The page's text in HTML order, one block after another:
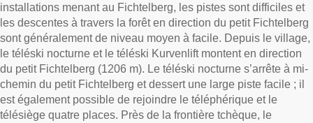
installations menant au Fichtelberg, les pistes sont difficiles et
les descentes à travers la forêt en direction du petit Fichtelberg
sont généralement de niveau moyen à facile. Depuis le village,
le téléski nocturne et le téléski Kurvenlift montent en direction
du petit Fichtelberg (1206 m). Le téléski nocturne s’arrête à mi-
chemin du petit Fichtelberg et dessert une large piste facile ; il
est également possible de rejoindre le téléphérique et le
télésiège quatre places. Près de la frontière tchèque, le